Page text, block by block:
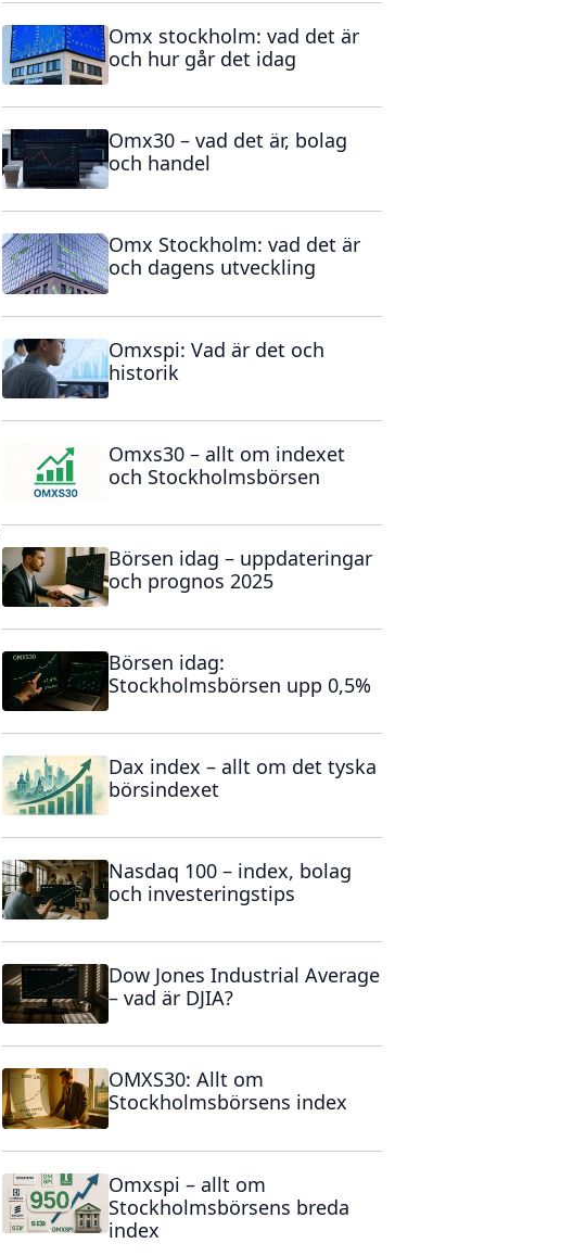
Omx stockholm: vad det är
och hur går det idag
Omx30 – vad det är, bolag
och handel
Omx Stockholm: vad det är
och dagens utveckling
Omxspi: Vad är det och
historik
Omxs30 – allt om indexet
och Stockholmsbörsen
Börsen idag – uppdateringar
och prognos 2025
Börsen idag:
Stockholmsbörsen upp 0,5%
Dax index – allt om det tyska
börsindexet
Nasdaq 100 – index, bolag
och investeringstips
Dow Jones Industrial Average
– vad är DJIA?
OMXS30: Allt om
Stockholmsbörsens index
Omxspi – allt om
Stockholmsbörsens breda
index